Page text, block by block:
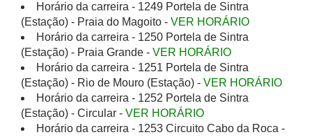
Horário da carreira - 1249 Portela de Sintra
(Estação) - Praia do Magoito - VER HORÁRIO
Horário da carreira - 1250 Portela de Sintra
(Estação) - Praia Grande - VER HORÁRIO
Horário da carreira - 1251 Portela de Sintra
(Estação) - Rio de Mouro (Estação) - VER HORÁRIO
Horário da carreira - 1252 Portela de Sintra
(Estação) - Circular - VER HORÁRIO
Horário da carreira - 1253 Circuito Cabo da Roca -